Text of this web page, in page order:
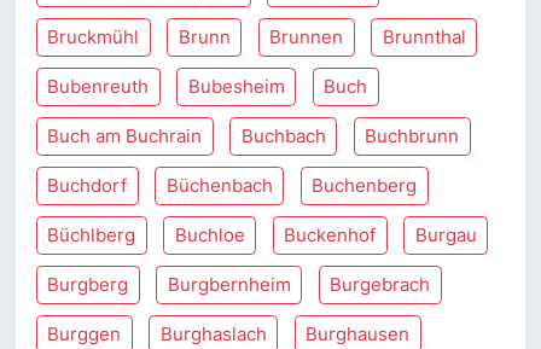
Bruckmühl Brunn Brunnen Brunnthal
Bubenreuth Bubesheim Buch
Buch am Buchrain Buchbach Buchbrunn
Buchdorf Büchenbach Buchenberg
Büchlberg Buchloe Buckenhof Burgau
Burgberg Burgbernheim Burgebrach
Burggen Burghaslach Burghausen